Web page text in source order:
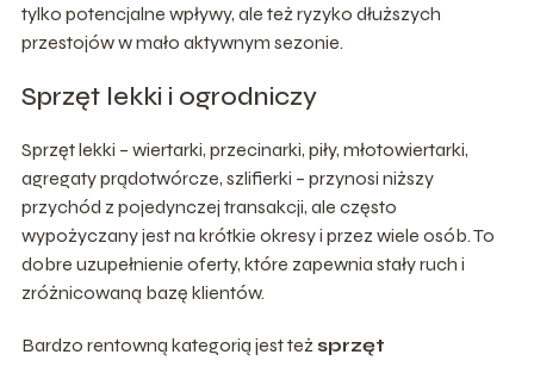
tylko potencjalne wpływy, ale też ryzyko dłuższych
przestojów w mało aktywnym sezonie.
Sprzęt lekki i ogrodniczy
Sprzęt lekki – wiertarki, przecinarki, piły, młotowiertarki,
agregaty prądotwórcze, szlifierki – przynosi niższy
przychód z pojedynczej transakcji, ale często
wypożyczany jest na krótkie okresy i przez wiele osób. To
dobre uzupełnienie oferty, które zapewnia stały ruch i
zróżnicowaną bazę klientów.
Bardzo rentowną kategorią jest też sprzęt